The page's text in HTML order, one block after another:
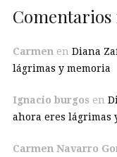
Comentarios
Carmen en Diana
lágrimas y memoria
Ignacio burgos en
ahora eres lágrimas
Carmen Navarro